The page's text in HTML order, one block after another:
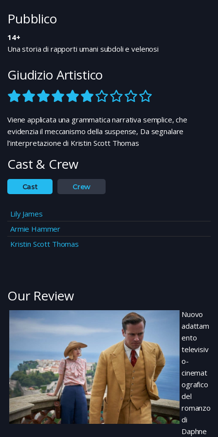
Pubblico
14+
Una storia di rapporti umani subdoli e velenosi
Giudizio Artistico
Viene applicata una grammatica narrativa semplice, che
evidenzia il meccanismo della suspense, Da segnalare
l’interpretazione di Kristin Scott Thomas
Cast & Crew
Cast Crew
Lily James
Armie Hammer
Kristin Scott Thomas
Our Review
Nuovo
adattam
ento
televisiv
o-
cinemat
ografico
del
romanzo
di
Daphne